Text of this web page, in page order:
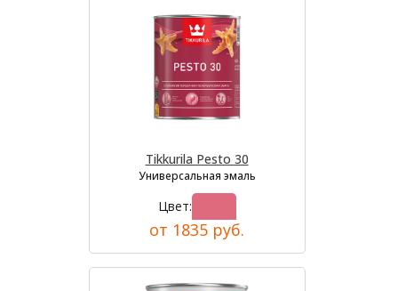
Tikkurila Pesto 30
Универсальная эмаль
Цвет:
от 1835 руб.